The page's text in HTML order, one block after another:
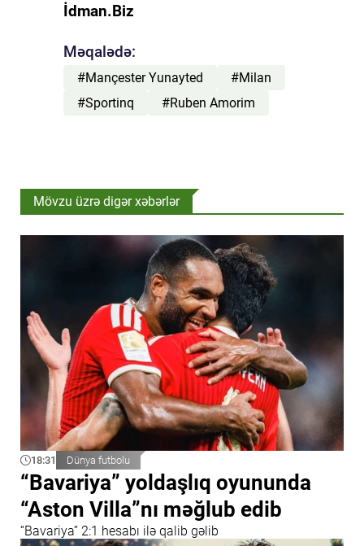
İdman.Biz
Məqalədə:
#Mançester Yunayted
#Milan
#Sportinq
#Ruben Amorim
Mövzu üzrə digər xəbərlər
18:31 Dünya futbolu
“Bavariya” yoldaşlıq oyununda
“Aston Villa”nı məğlub edib
“Bavariya” 2:1 hesabı ilə qalib gəlib